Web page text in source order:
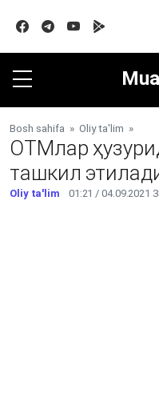
FacebookTelegram
Youtube
Bosh sahifa » Oliy ta'lim »
ОТМлар
ташкил
Oliy ta'lim 01:21 / 04.09.2021